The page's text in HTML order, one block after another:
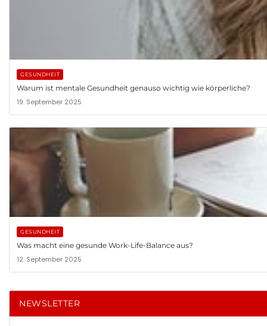
GESUNDHEIT
Warum ist mentale Gesundheit genauso wichtig wie körperliche?
19. September 2025
GESUNDHEIT
Was macht eine gesunde Work-Life-Balance aus?
12. September 2025
NEWSLETTER